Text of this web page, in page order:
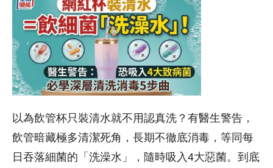
以為飲管杯只裝清水就不用認真洗？有醫生警告，
飲管暗藏極多清潔死角，長期不徹底消毒，等同每
日吞落細菌的「洗澡水」，隨時吸入4大惡菌。到底